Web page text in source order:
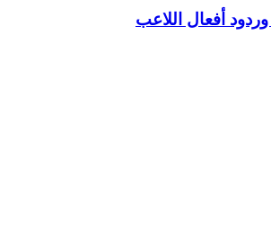
أفعال اللاعب